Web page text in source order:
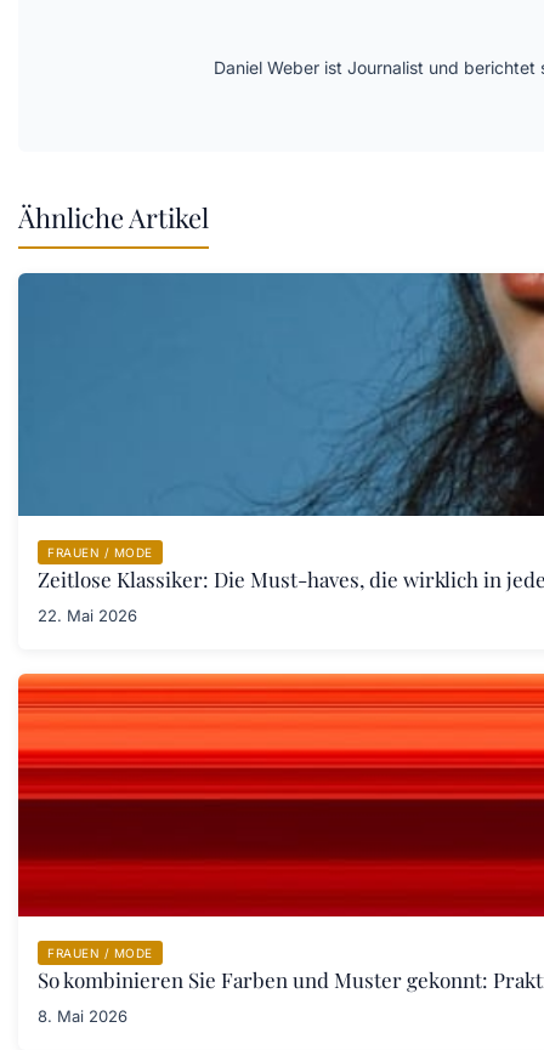
Daniel Weber ist Journalist und
Ähnliche Artikel
FRAUEN / MODE
Zeitlose Klassiker: Die Must-haves, die wirklich in
22. Mai 2026
FRAUEN / MODE
So kombinieren Sie Farben und Muster gekonnt:
8. Mai 2026